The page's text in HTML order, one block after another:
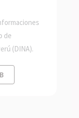
de
(DINA).